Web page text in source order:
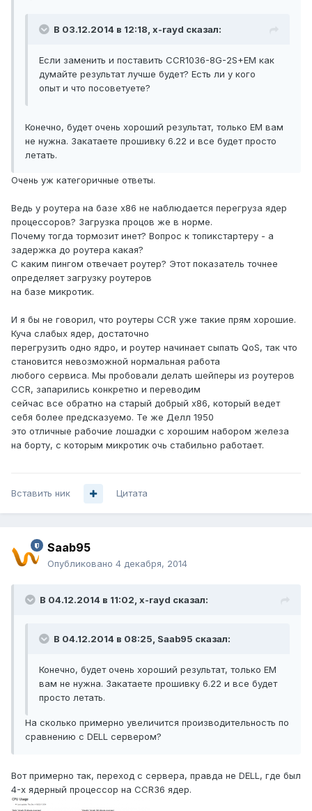
В 03.12.2014 в 12:18, x-rayd сказал:
Если заменить и поставить CCR1036-8G-2S+EM как
думайте результат лучше будет? Есть ли у кого
опыт и что посоветуете?
Конечно, будет очень хороший результат, только EM вам
не нужна. Закатаете прошивку 6.22 и все будет просто
летать.
Очень уж категоричные ответы.
Ведь у роутера на базе х86 не наблюдается перегруза ядер
процессоров? Загрузка процов же в норме.
Почему тогда тормозит инет? Вопрос к топикстартеру - а
задержка до роутера какая?
С каким пингом отвечает роутер? Этот показатель точнее
определяет загрузку роутеров
на базе микротик.
И я бы не говорил, что роутеры CCR уже такие прям хорошие.
Куча слабых ядер, достаточно
перегрузить одно ядро, и роутер начинает сыпать QoS, так что
становится невозможной нормальная работа
любого сервиса. Мы пробовали делать шейперы из роутеров
CCR, запарились конкретно и переводим
сейчас все обратно на старый добрый х86, который ведет
себя более предсказуемо. Те же Делл 1950
это отличные рабочие лошадки с хорошим набором железа
на борту, с которым микротик очь стабильно работает.
Вставить ник Цитата
Saab95
Опубликовано 4 декабря, 2014
В 04.12.2014 в 11:02, x-rayd сказал:
В 04.12.2014 в 08:25, Saab95 сказал:
Конечно, будет очень хороший результат, только EM
вам не нужна. Закатаете прошивку 6.22 и все будет
просто летать.
На сколько примерно увеличится производительность по
сравнению с DELL сервером?
Вот примерно так, переход с сервера, правда не DELL, где был
4-х ядерный процессор на CCR36 ядер.